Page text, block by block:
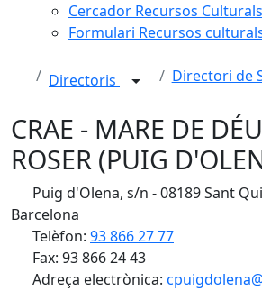
Cercador Recursos Culturals
Formulari Recursos
Directoris Directori de
CRAE - MARE DE
ROSER (PUIG
Puig d'Olena, s/n - 08189 Sant
Barcelona
Telèfon: 93 866 27 77
Fax: 93 866 24 43
Adreça electrònica: